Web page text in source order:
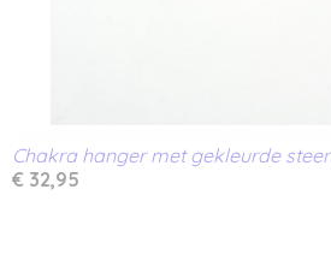
Chakra hanger met gekleurde
€ 32,95